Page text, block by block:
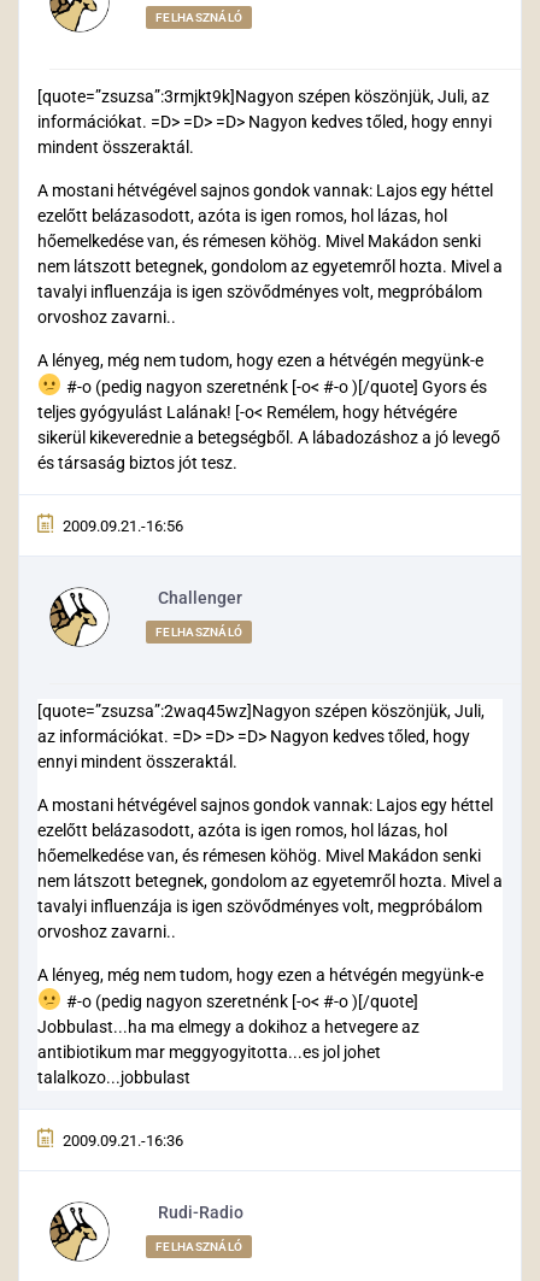
FELHASZNÁLÓ
[quote=”zsuzsa”:3rmjkt9k]Nagyon szépen köszönjük, Juli, az
információkat. =D> =D> =D> Nagyon kedves tőled, hogy ennyi
mindent összeraktál.
A mostani hétvégével sajnos gondok vannak: Lajos egy héttel
ezelőtt belázasodott, azóta is igen romos, hol lázas, hol
hőemelkedése van, és rémesen köhög. Mivel Makádon senki
nem látszott betegnek, gondolom az egyetemről hozta. Mivel a
tavalyi influenzája is igen szövődményes volt, megpróbálom
orvoshoz zavarni..
A lényeg, még nem tudom, hogy ezen a hétvégén megyünk-e
#-o (pedig nagyon szeretnénk [-o< #-o )[/quote] Gyors és
teljes gyógyulást Lalának! [-o< Remélem, hogy hétvégére
sikerül kikeverednie a betegségből. A lábadozáshoz a jó levegő
és társaság biztos jót tesz.
2009.09.21.-16:56
Challenger
FELHASZNÁLÓ
[quote=”zsuzsa”:2waq45wz]Nagyon szépen köszönjük, Juli,
az információkat. =D> =D> =D> Nagyon kedves tőled, hogy
ennyi mindent összeraktál.
A mostani hétvégével sajnos gondok vannak: Lajos egy héttel
ezelőtt belázasodott, azóta is igen romos, hol lázas, hol
hőemelkedése van, és rémesen köhög. Mivel Makádon senki
nem látszott betegnek, gondolom az egyetemről hozta. Mivel a
tavalyi influenzája is igen szövődményes volt, megpróbálom
orvoshoz zavarni..
A lényeg, még nem tudom, hogy ezen a hétvégén megyünk-e
#-o (pedig nagyon szeretnénk [-o< #-o )[/quote]
Jobbulast...ha ma elmegy a dokihoz a hetvegere az
antibiotikum mar meggyogyitotta...es jol johet
talalkozo...jobbulast
2009.09.21.-16:36
Rudi-Radio
FELHASZNÁLÓ